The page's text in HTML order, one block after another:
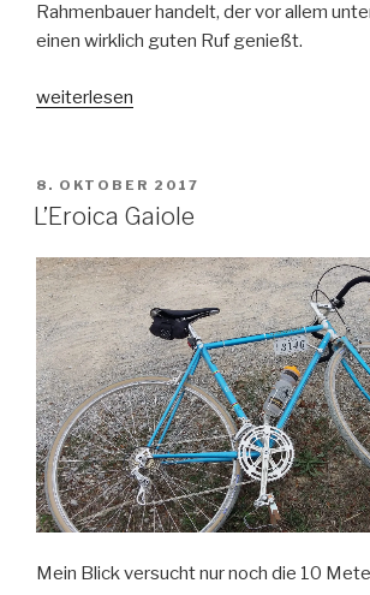
Rahmenbauer handelt, der vor allem
einen wirklich guten Ruf genießt.
„Gestatten:
und
schnell.“
weiterlesen
VERÖFFENTLICHT
AM
8. OKTOBER 2017
L’Eroica Gaiole
Mein Blick versucht nur noch die 10